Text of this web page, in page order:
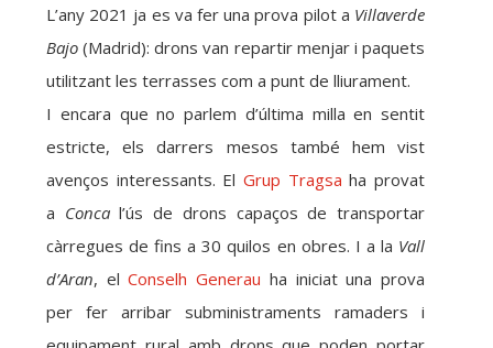
L’any 2021 ja es va fer una prova pilot a Villaverde
Bajo (Madrid): drons van repartir menjar i paquets
utilitzant les terrasses com a punt de lliurament.
I encara que no parlem d’última milla en sentit
estricte, els darrers mesos també hem vist
avenços interessants. El Grup Tragsa ha provat
a Concal’ús de drons capaços de transportar
càrregues de fins a 30 quilos en obres. I a la Vall
d’Aran, elConselh Generau ha iniciat una prova
per fer arribar subministraments ramaders i